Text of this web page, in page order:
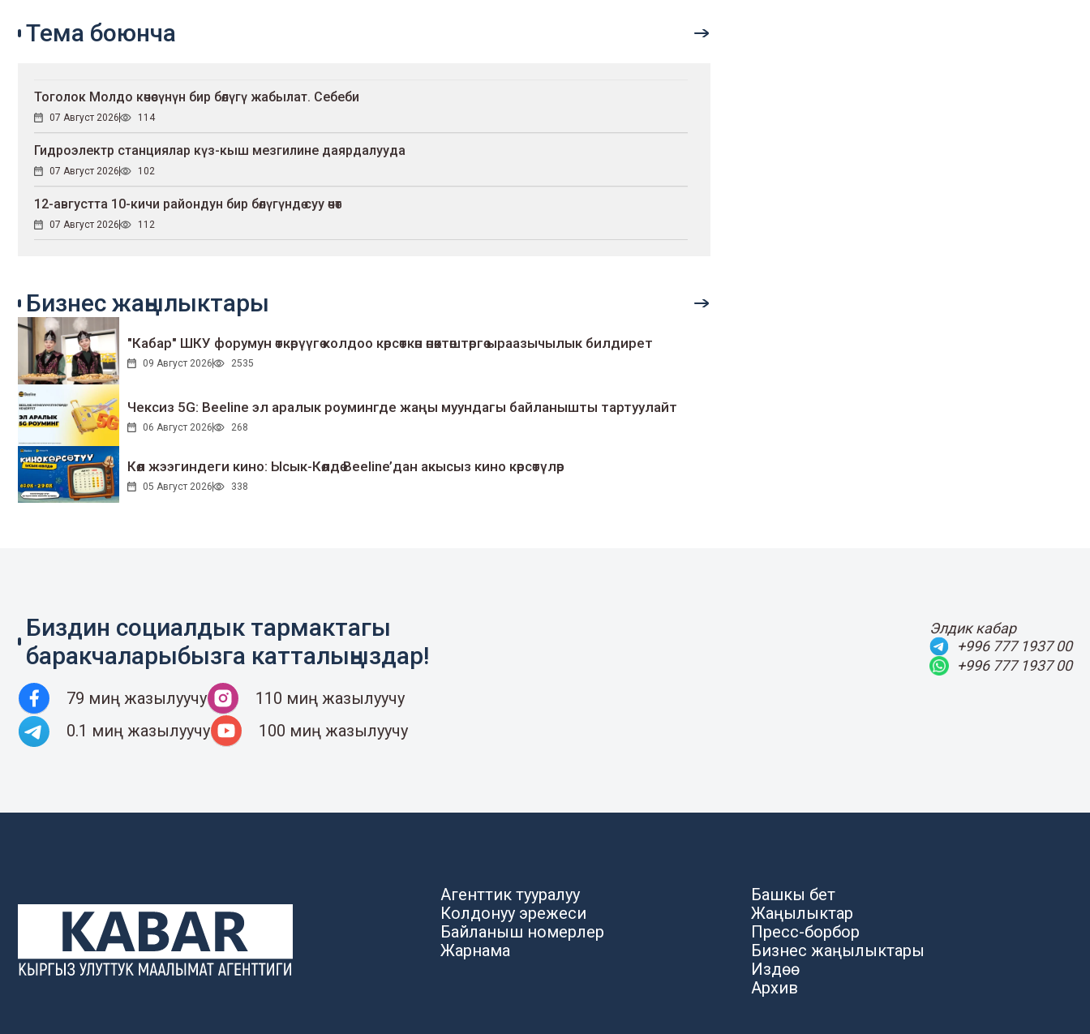
Тема боюнча
Тоголок Молдо көчөсүнүн бир бөлүгү жабылат. Себеби
07 Август 2026 114
Гидроэлектр станциялар күз-кыш мезгилине даярдалууда
07 Август 2026 102
12-августта 10-кичи райондун бир бөлүгүндө суу өчөт
07 Август 2026 112
Бизнес жаңылыктары
"Кабар" ШКУ форумун өткөрүүгө колдоо көрсөткөн өнөктөштөргө ыраазычылык билдирет
09 Август 2026 2535
Чексиз 5G: Beeline эл аралык роумингде жаңы муундагы байланышты тартуулайт
06 Август 2026 268
Көл жээгиндеги кино: Ысык-Көлдө Beeline’дан акысыз кино көрсөтүлөр
05 Август 2026 338
Биздин социалдык тармактагы
баракчаларыбызга катталыңыздар!
79 миң жазылуучу
110 миң жазылуучу
0.1 миң жазылуучу
100 миң жазылуучу
Элдик кабар
+996 777 1937 00
+996 777 1937 00
Агенттик тууралуу
Колдонуу эрежеси
Байланыш номерлер
Жарнама
Башкы бет
Жаңылыктар
Пресс-борбор
Бизнес жаңылыктары
Издөө
Архив